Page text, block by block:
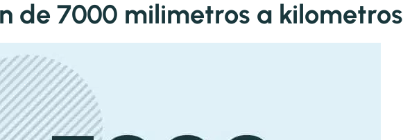
de 7000 milimetros a kilometros